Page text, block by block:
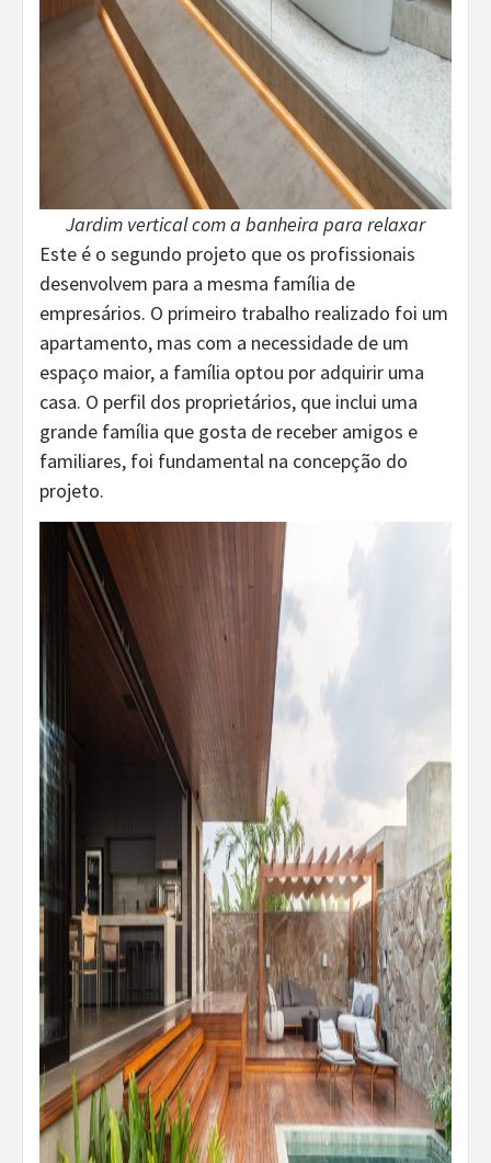
Jardim vertical com a banheira para relaxar
Este é o segundo projeto que os profissionais
desenvolvem para a mesma família de
empresários. O primeiro trabalho realizado foi um
apartamento, mas com a necessidade de um
espaço maior, a família optou por adquirir uma
casa. O perfil dos proprietários, que inclui uma
grande família que gosta de receber amigos e
familiares, foi fundamental na concepção do
projeto.